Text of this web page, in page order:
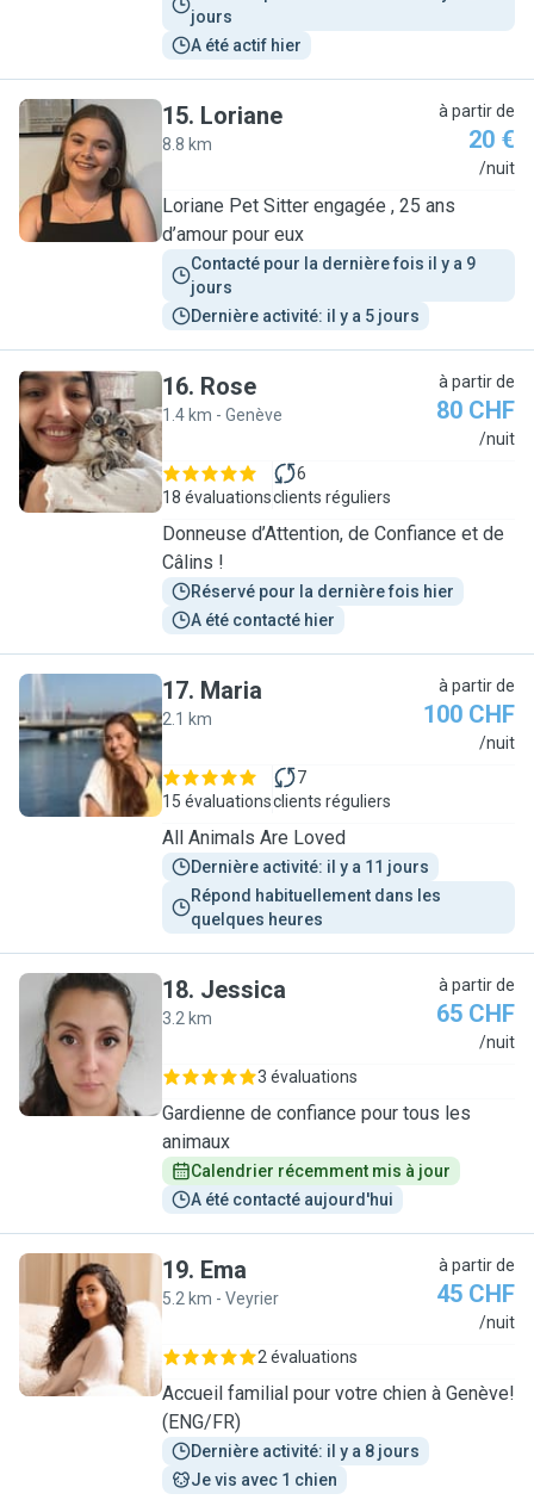
jours
A été actif hier
L
15. Loriane
8.8 km
à partir de
20 €
/nuit
Loriane Pet Sitter engagée , 25 ans
d’amour pour eux
Contacté pour la dernière fois il y a 9
jours
Dernière activité: il y a 5 jours
R
16. Rose
1.4 km - Genève
à partir de
80 CHF
/nuit
18 évaluations
6
clients réguliers
Donneuse d’Attention, de Confiance et de
Câlins !
Réservé pour la dernière fois hier
A été contacté hier
M
17. Maria
2.1 km
à partir de
100 CHF
/nuit
15 évaluations
7
clients réguliers
All Animals Are Loved
Dernière activité: il y a 11 jours
Répond habituellement dans les
quelques heures
J
18. Jessica
3.2 km
à partir de
65 CHF
/nuit
3 évaluations
Gardienne de confiance pour tous les
animaux
Calendrier récemment mis à jour
A été contacté aujourd'hui
E
19. Ema
5.2 km - Veyrier
à partir de
45 CHF
/nuit
2 évaluations
Accueil familial pour votre chien à Genève!
(ENG/FR)
Dernière activité: il y a 8 jours
Je vis avec 1 chien